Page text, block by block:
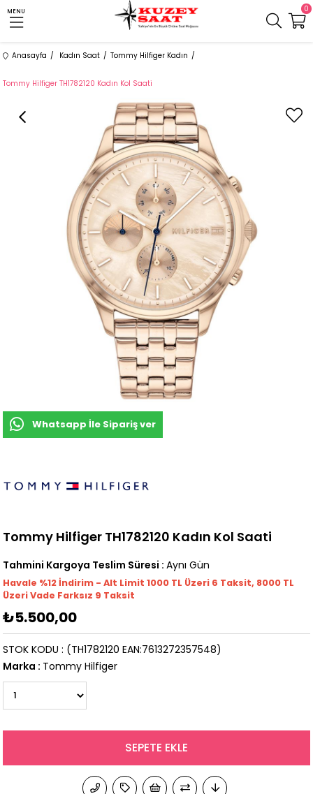
MENU 0
Anasayfa Kadın Saat Tommy Hilfiger Kadın
Tommy Hilfiger TH1782120 Kadın Kol Saati
Whatsapp İle Sipariş ver
Tommy Hilfiger TH1782120 Kadın Kol Saati
Tahmini Kargoya Teslim Süresi : Aynı Gün
Havale %12 İndirim - Alt Limit 1000 TL Üzeri 6 Taksit, 8000 TL
Üzeri Vade Farksız 9 Taksit
₺5.500,00
(TH1782120 EAN:7613272357548)
STOK KODU
Marka : Tommy Hilfiger